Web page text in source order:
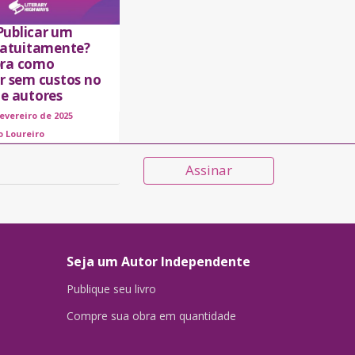
um
como
sem custos no
autores
de 2025
Loureiro
Assinar
Seja um Autor Independente
Publique seu livro
Compre sua obra em quantidade